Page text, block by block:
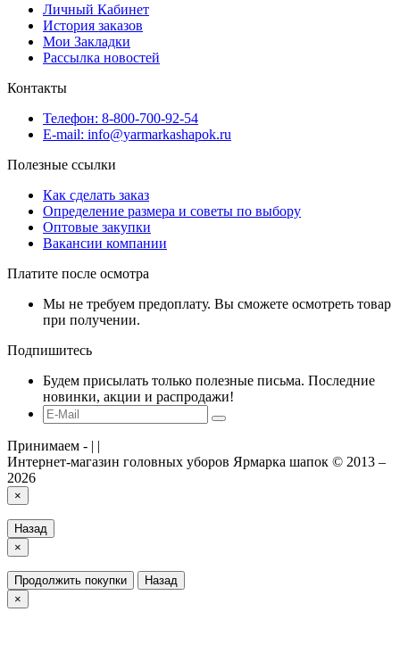
Личный Кабинет
История заказов
Мои Закладки
Рассылка новостей
Контакты
Телефон: 8-800-700-92-54
E-mail: info@yarmarkashapok.ru
Полезные ссылки
Как сделать заказ
Определение размера и советы по выбору
Оптовые закупки
Вакансии компании
Платите после осмотра
Мы не требуем предоплату. Вы сможете осмотреть товар
при получении.
Подпишитесь
Будем присылать только полезные письма. Последние
новинки, акции и распродажи!
Принимаем - | |
Интернет-магазин головных уборов Ярмарка шапок © 2013 –
2026
×
Назад
×
Продолжить покупки
Назад
×